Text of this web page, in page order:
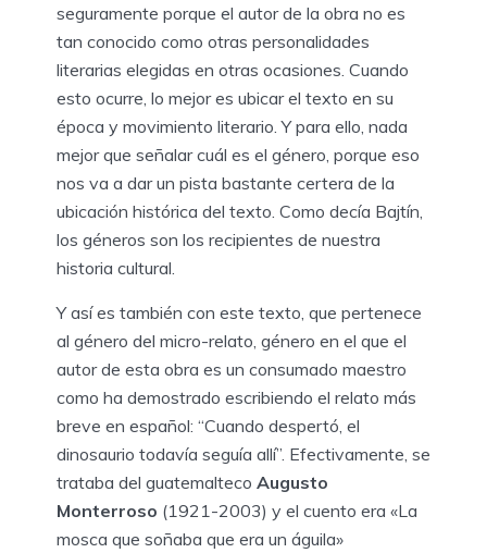
seguramente porque el autor de la obra no es
tan conocido como otras personalidades
literarias elegidas en otras ocasiones. Cuando
esto ocurre, lo mejor es ubicar el texto en su
época y movimiento literario. Y para ello, nada
mejor que señalar cuál es el género, porque eso
nos va a dar un pista bastante certera de la
ubicación histórica del texto. Como decía Bajtín,
los géneros son los recipientes de nuestra
historia cultural.
Y así es también con este texto, que pertenece
al género del micro-relato, género en el que el
autor de esta obra es un consumado maestro
como ha demostrado escribiendo el relato más
breve en español: “Cuando despertó, el
dinosaurio todavía seguía allí”. Efectivamente, se
trataba del guatemalteco Augusto
Monterroso (1921-2003) y el cuento era «La
mosca que soñaba que era un águila»